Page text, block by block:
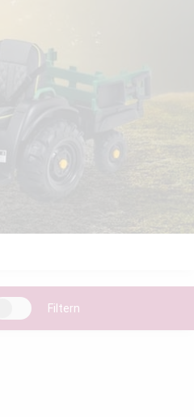
Filtern